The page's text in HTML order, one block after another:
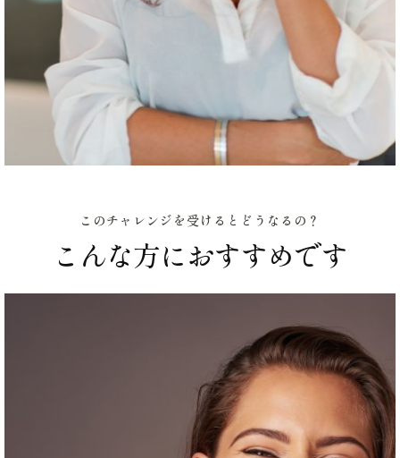
このチャレンジを受けるとどうなるの？
こんな方におすすめです